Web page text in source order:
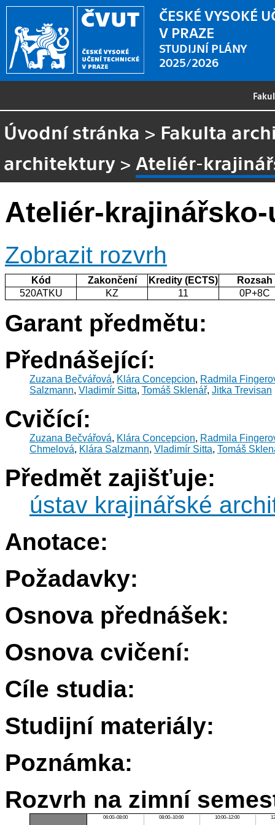
ČESKÉ VYSOKÉ
V PRAZE
STUDIJNÍ PLÁNY
2025/2026
Úvodní stránka > Fakulta
architektury > Ateliér-
Ateliér-
Zobrazit rozvrh
Kód Zakončení Kredity (ECTS)
Rozsah
520ATKU
KZ 11 0P+8C
Garant předmětu:
Přednášející:
Zuzana Bečvářová, Klára Concepcion, Radmila
Salzmann, Vladimír Sitta, Tomáš Sklenář, Jitka Trevisan
Cvičící:
Zuzana Bečvářová, Klára Concepcion, Radmila
Chmelová, Klára Salzmann, Vladimír Sitta, Tomáš
Předmět zajišťuje:
ústav krajinářské
Anotace:
Požadavky:
Osnova přednášek:
Osnova cvičení:
Cíle studia:
Studijní materiály:
Poznámka:
Rozvrh na zimní
06:00–08:00 08:00–10:00 10:00–12:00